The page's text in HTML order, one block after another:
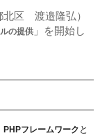
北区 渡邉隆弘）
の提供 」を開始し
PHPフレームワーク と